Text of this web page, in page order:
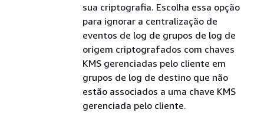
sua criptografia. Escolha essa opção
para ignorar a centralização de
eventos de log de grupos de log de
origem criptografados com chaves
KMS gerenciadas pelo cliente em
grupos de log de destino que não
estão associados a uma chave KMS
gerenciada pelo cliente.